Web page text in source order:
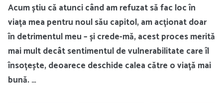
Acum știu că atunci când am refuzat să fac loc în
viața mea pentru noul său capitol, am acționat doar
în detrimentul meu – și crede-mă, acest proces merită
mai mult decât sentimentul de vulnerabilitate care îl
însoțește, deoarece deschide calea către o viață mai
bună. …